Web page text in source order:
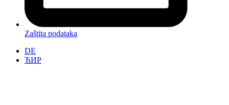
Zaštita podataka
DE
ЋИР